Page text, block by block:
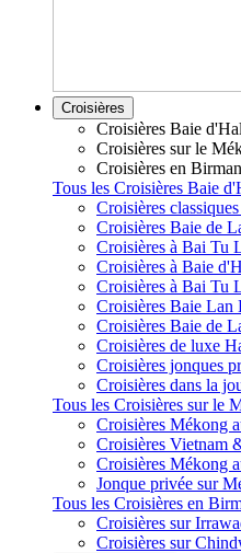
Croisières
Croisières Baie
Croisières sur le
Croisières en
Tous les Croisières Baie
Croisières
Croisières Baie de
Croisières à Bai Tu
Croisières à Baie
Croisières à Bai Tu
Croisières Baie Lan
Croisières Baie de
Croisières de luxe
Croisières jonques
Croisières dans la
Tous les Croisières sur le
Croisières Mékong
Croisières Vietnam
Croisières Mékong
Jonque privée sur
Tous les Croisières en
Croisières sur
Croisières sur